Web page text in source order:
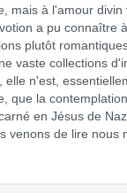
mais à l'amour
a pu connaître
plutôt
vaste collections
elle n'est,
que la
en Jésus de
venons de lire nous